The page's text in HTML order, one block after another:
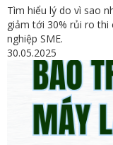
Tìm hiểu lý do vì sao
giảm tới 30% rủi ro
nghiệp SME.
30.05.2025